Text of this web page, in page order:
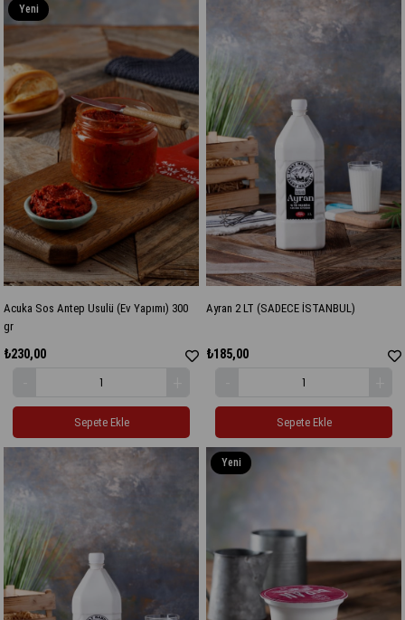
Acuka Sos Antep Usulü (Ev Yapımı) 300
gr
₺230,00
Yeni
Sepete Ekle
Ayran 2 LT (SADECE İSTANBUL)
₺185,00
Sepete Ekle
Yeni